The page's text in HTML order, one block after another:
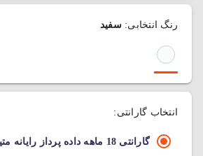
رنگ انتخابی:سفید
انتخاب گارانتی:
گارانتی 18 ماهه داده پرداز رایانه متین